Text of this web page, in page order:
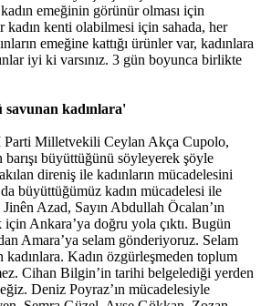
emeğinin görünür olması için
kadın kenti olabilmesi için sahada, her
emeğine kattığı ürünler var, kadınlara
iyi ki varsınız. 3 gün boyunca birlikte
savunan kadınlara'
Parti Milletvekili Ceylan Akça Cupolo,
barışı büyüttüğünü söyleyerek şöyle
direniş ile kadınların mücadelesini
büyüttüğümüz kadın mücadelesi ile
Azad, Sayın Abdullah Öcalan’ın
Ankara’ya doğru yola çıktı. Bugün
Amara’ya selam gönderiyoruz. Selam
Kadın özgürleşmeden toplum
Cihan Bilgin’in tarihi belgelediği yerden
Deniz Poyraz’ın mücadelesiyle